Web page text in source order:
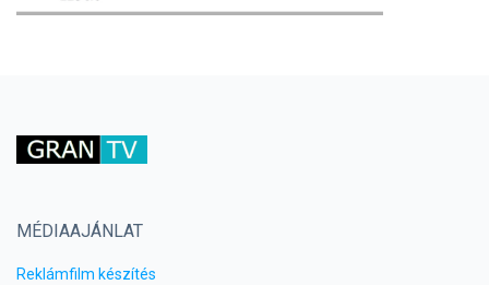
MÉDIAAJÁNLAT
Reklámfilm készítés